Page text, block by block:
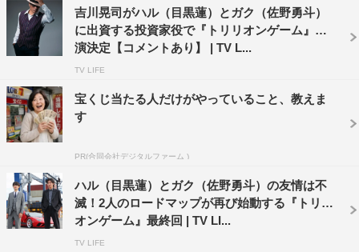
ありますし、ビジュアルを作っていく最初の段階のとき
に、『トリリオンゲーム』をやらせてもらえるっていうリ
スペクトがすごくあるので、メークさんやスタッフさんた
ちと漫画を見ながら「ハルはこうか」って。でも、原作の
ままハルを意識しすぎてしまうと、ちょっと人間っぽくな
くなってしまう部分もありますし、リアルな感じはなくな
ってしますけど、「ハルのこういうところは再現したいよ
◆確かに、だんだんハルが目黒さんに見えてきますよね。
吉川晃司がハル（目黒蓮）とガク（佐野勇斗）
に出資する投資家役で『トリリオンゲーム』出
演決定【コメントあり】 | TV L...
TV LIFE
宝くじ当たる人だけがやっていること、教えま
す
PR(合同会社デジタルファーム )
ハル（目黒蓮）とガク（佐野勇斗）の友情は不
滅！2人のロードマップが再び始動する『トリリ
オンゲーム』最終回 | TV LI...
TV LIFE